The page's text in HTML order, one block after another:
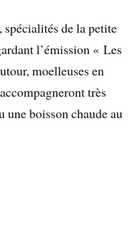
spécialités de la petite
l’émission « Les
moelleuses en
très
une boisson chaude au